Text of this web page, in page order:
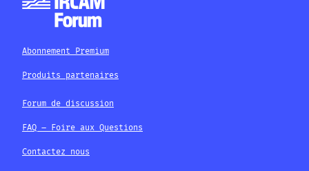
Abonnement Premium
Produits partenaires
Forum de discussion
FAQ – Foire aux Questions
Contactez nous